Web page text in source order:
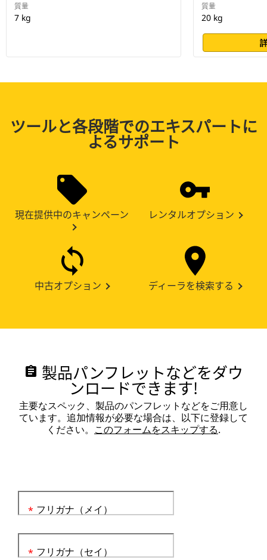
質量
7 kg
質量
20 kg
ツールと各段階でのエキスパートに
よるサポート
現在提供中のキャンペーン レンタルオプション
中古オプション ディーラを検索する
assignment 製品パンフレットなどをダウ
ンロードできます!
主要なスペック、製品のパンフレットなどをご用意し
ています。追加情報が必要な場合は、以下に登録して
ください。 このフォームをスキップする.
フリガナ（メイ）
*
フリガナ（セイ）
*